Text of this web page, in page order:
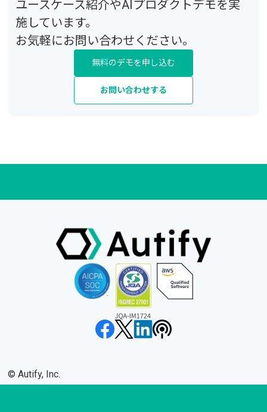
ユースケース紹介やAIプロダクトデモを実
施しています。
お気軽にお問い合わせください。
無料のデモを申し込む
お問い合わせする
©︎ Autify, Inc.